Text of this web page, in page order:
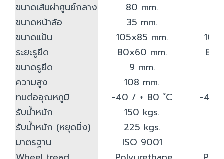
ขนาดเส้นผ่าศูนย์กลาง
80 mm.
ขนาดหน้าล้อ
35 mm.
ขนาดแป้น
105x85 mm.
ระยะรูยึด
80x60 mm.
ขนาดรูยึด
9 mm.
ความสูง
108 mm.
ทนต่ออุณหภูมิ
-40 / + 80 ํC
-40
รับน้ำหนัก
150 kgs.
รับน้ำหนัก (หยุดนิ่ง)
225 kgs.
มาตรฐาน
ISO 9001